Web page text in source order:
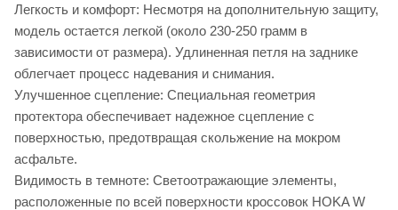
Легкость и комфорт: Несмотря на дополнительную защиту,
модель остается легкой (около 230-250 грамм в
зависимости от размера). Удлиненная петля на заднике
облегчает процесс надевания и снимания.
Улучшенное сцепление: Специальная геометрия
протектора обеспечивает надежное сцепление с
поверхностью, предотвращая скольжение на мокром
асфальте.
Видимость в темноте: Светоотражающие элементы,
расположенные по всей поверхности кроссовок HOKA W